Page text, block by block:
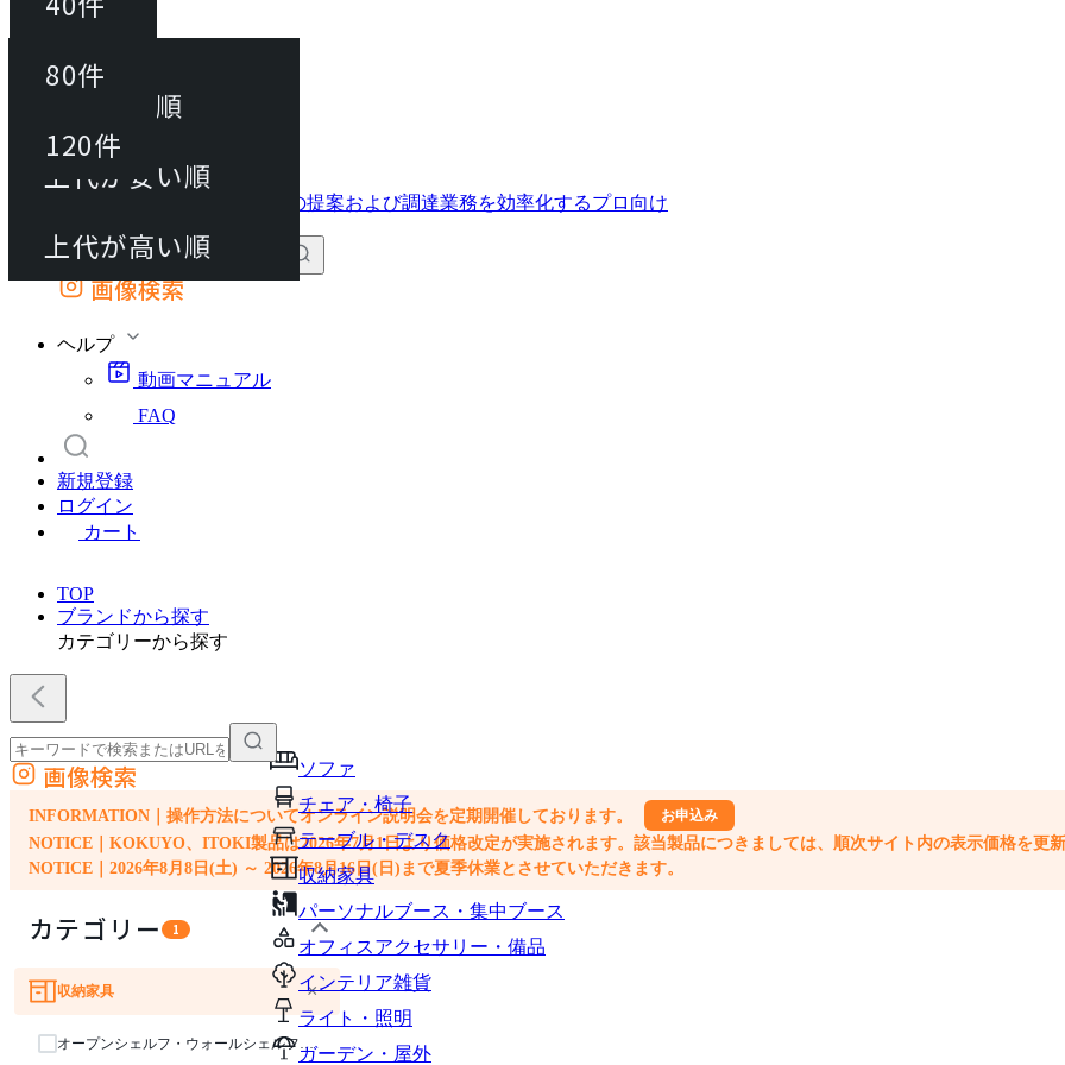
動画マニュアル
FAQ
カート
外部サイトの商品をカートに追加
画像検索
ヘルプ
動画マニュアル
FAQ
新規登録
ログイン
カート
TOP
ブランドから探す
カテゴリーから探す
ソファ
チェア・椅子
テーブル・デスク
収納家具
パーソナルブース・集中ブース
オフィスアクセサリー・備品
インテリア雑貨
ライト・照明
ガーデン・屋外
外部サイトの商品をカートに追加
他のサイトで見つけた商品ページのURLを貼り付けて、カートに追加できます
画像検索
INFORMATION｜操作方法についてオンライン説明会を定期開催しております。 お申込み
NOTICE｜KOKUYO、ITOKI製品は2026年7月1日より価格改定が実施されます。該当製品につきましては、順次サイト内の表示価格を更新
NOTICE｜2026年8月8日(土) ～ 2026年8月16日(日)まで夏季休業とさせていただきます。
カテゴリー 1
ソファ
チェア・椅子
テーブル・デスク
収納家具 ×
オープンシェルフ・ウォールシェルフ・ラック
40件
80件
並び替え
おすすめ順
上代が安い順
上代が高い順
80件
120件